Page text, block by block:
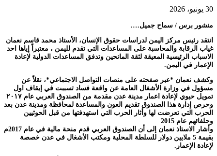
30 يونيو، 2026
منشور برس / سماح جميل….
انتقد رئيس مركز اليمن لدراسات حقوق الإنسان، الأستاذ محمد قاسم نعمان
غياب الرقابة والمحاسبة على المساعدات التي تقدم لليمن ، معتبراً إياها احد
الاسباب الرئيسية المعيقة لثقة المانحين وتدفق المساعدات الدولية لإعادة
الإعمار في اليمن.
وكشف نعمان *عبر صفحته على منصات التواصل الاجتماعي*، نقلاً عن
مسؤول في وزارة الأشغال العامة عن واقعة فساد تسببت في إيقاف اول
تمويل حيوي لإعادة اعمار مدينة عدن مقدمة من الصندوق العربي عام ٢٠١٧
وحرص إدارة هذا الصندوق تقديم العون والمساعدة لمحافظة ومدينة عدن بعد
الحرب التي تعرضت لها وأثار الحرب التي استهدفتها من قبل الحوثيين
وحلفائهم عام 2015
وأشار الاستاذ نعمان إلى أن الصندوق العربي قدم منحة مالية في عام 2017م
بقيمة 5 ملايين دولار للسلطة المحلية ومكتب الأشغال في عدن خصصة
لإعادة الإعمار.